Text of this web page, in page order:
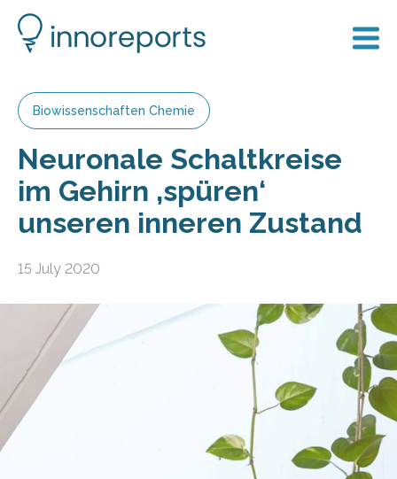
Biowissenschaften Chemie
Neuronale Schaltkreise
im Gehirn ‚spüren‘
unseren inneren Zustand
15 July 2020